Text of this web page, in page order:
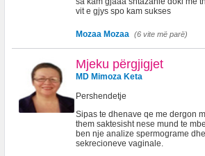
vit e gjys spo kam sukses
Mozaa Mozaa (6 vite më parë)
Mjeku përgjigjet
MD Mimoza Keta
Pershendetje
Sipas te dhenave qe me dergon
them saktesisht nese mund te
ben nje analize spermograme
sekrecioneve vaginale.